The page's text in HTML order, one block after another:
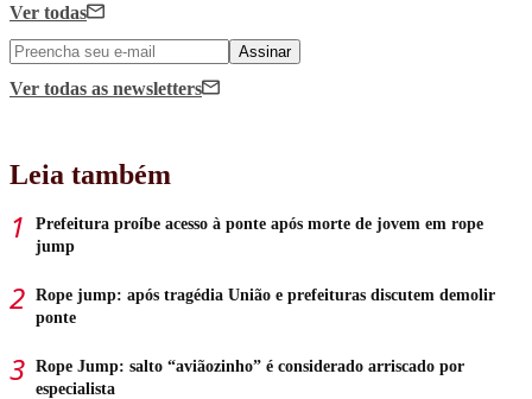
Ver todas
Assinar
Ver todas as newsletters
Leia também
Prefeitura proíbe acesso à ponte após morte de jovem em rope
jump
Rope jump: após tragédia União e prefeituras discutem demolir
ponte
Rope Jump: salto “aviãozinho” é considerado arriscado por
especialista